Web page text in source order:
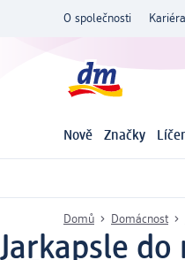
O společnosti Kariéra
Nově Značky
Domů Domácnost
Jarkapsle do